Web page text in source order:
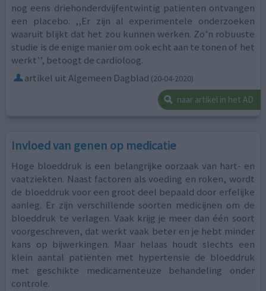
nog eens driehonderdvijfentwintig patiënten ontvangen
een placebo. ,,Er zijn al experimentele onderzoeken
waaruit blijkt dat het zou kunnen werken. Zo’n robuuste
studie is de enige manier om ook echt aan te tonen of het
werkt’’, betoogt de cardioloog.
artikel uit Algemeen Dagblad (20-04-2020)
naar artikel in het AD
Invloed van genen op medicatie
Hoge bloeddruk is een belangrijke oorzaak van hart- en
vaatziekten. Naast factoren als voeding en roken, wordt
de bloeddruk voor een groot deel bepaald door erfelijke
aanleg. Er zijn verschillende soorten medicijnen om de
bloeddruk te verlagen. Vaak krijg je meer dan één soort
voorgeschreven, dat werkt vaak beter en je hebt minder
kans op bijwerkingen. Maar helaas houdt slechts een
klein aantal patiënten met hypertensie de bloeddruk
met geschikte medicamenteuze behandeling onder
controle.